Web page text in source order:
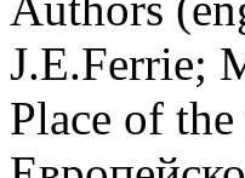
J.E.Ferrie;
Place of